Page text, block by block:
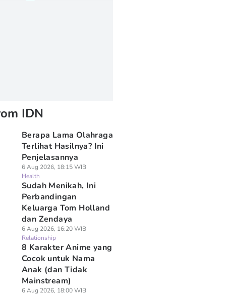
IDN
Berapa Lama Olahraga
Terlihat Hasilnya? Ini
Penjelasannya
6 Aug 2026, 18:15 WIB
Health
Sudah Menikah, Ini
Perbandingan
Keluarga Tom Holland
dan Zendaya
6 Aug 2026, 16:20 WIB
Relationship
8 Karakter Anime yang
Cocok untuk Nama
Anak (dan Tidak
Mainstream)
6 Aug 2026, 18:00 WIB